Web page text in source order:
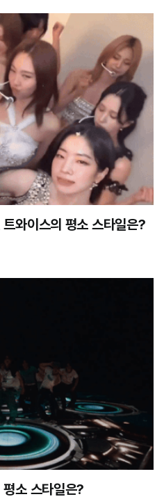
와이스의 평소 스타일은?
소 스타일은?